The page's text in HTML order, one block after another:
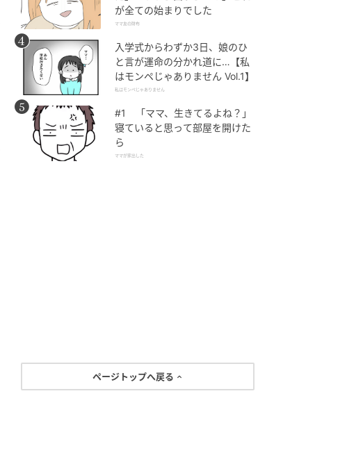
が全ての始まりでした
ママ友の財布
入学式からわずか3日、娘のひ
と言が運命の分かれ道に…【私
はモンペじゃありません Vol.1】
私はモンペじゃありません
#1 「ママ、生きてるよね？」
寝ていると思って部屋を開けた
ら
ママが家出した
ページトップへ戻る